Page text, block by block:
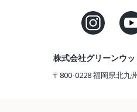
株式会社グリーンウ
〒800-0228 福岡県北九